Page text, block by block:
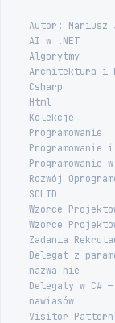
Autor: Mariusz
AI w .NET
Algorytmy
Architektura i
Csharp
Html
Kolekcje
Programowanie
Programowanie
Programowanie
Rozwój
SOLID
Wzorce
Wzorce
Zadania
Delegat z
nazwa nie
Delegaty w C#
nawiasów
Visitor Pattern